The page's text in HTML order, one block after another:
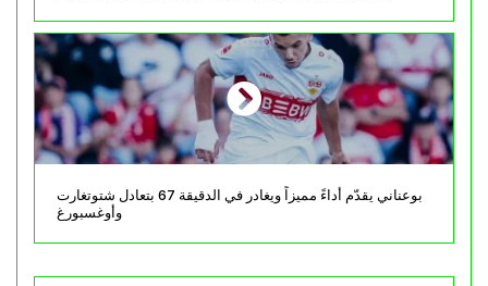
بوعناني يقدّم أداءً مميزاً ويغادر في الدقيقة 67 بتعادل شتوتغارت
وأوغسبورغ